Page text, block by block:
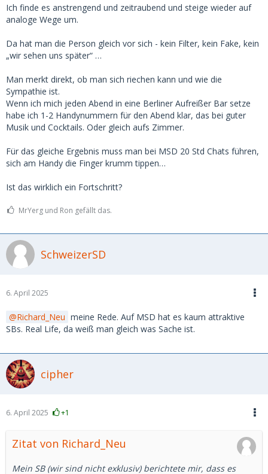
Ich finde es anstrengend und zeitraubend und steige wieder auf
analoge Wege um.
Da hat man die Person gleich vor sich - kein Filter, kein Fake, kein
„wir sehen uns später“ …
Man merkt direkt, ob man sich riechen kann und wie die
Sympathie ist.
Wenn ich mich jeden Abend in eine Berliner Aufreißer Bar setze
habe ich 1-2 Handynummern für den Abend klar, das bei guter
Musik und Cocktails. Oder gleich aufs Zimmer.
Für das gleiche Ergebnis muss man bei MSD 20 Std Chats führen,
sich am Handy die Finger krumm tippen…
Ist das wirklich ein Fortschritt?
MrYerg und Ron gefällt das.
SchweizerSD
6. April 2025
Richard_Neu meine Rede. Auf MSD hat es kaum attraktive
SBs. Real Life, da weiß man gleich was Sache ist.
cipher
6. April 2025 +1
Zitat von Richard_Neu
Mein SB (wir sind nicht exklusiv) berichtete mir, dass es